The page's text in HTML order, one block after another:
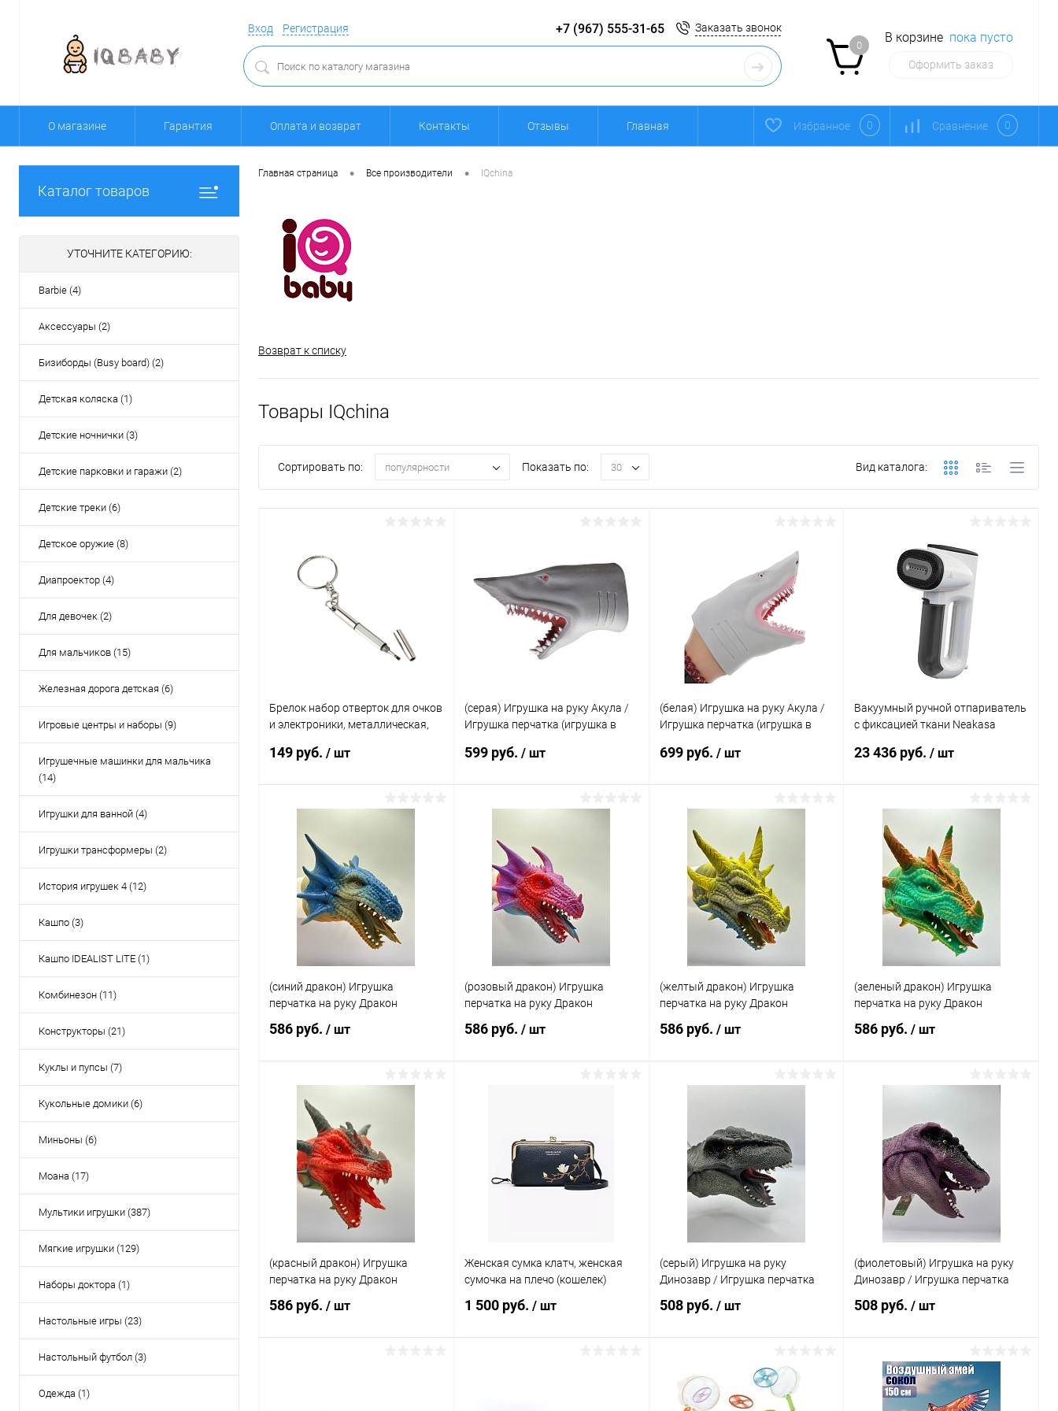
Вход Регистрация +7 (967) 555-31-65 Заказать звонок
0
В корзине пока пусто
Оформить заказ
О магазине Гарантия Оплата и возврат Контакты Отзывы Главная Избранное 0 Сравнение 0
Каталог товаров
УТОЧНИТЕ КАТЕГОРИЮ:
Barbie (4)
Аксессуары (2)
Бизиборды (Busy board) (2)
Детская коляска (1)
Детские ночнички (3)
Детские парковки и гаражи (2)
Детские треки (6)
Детское оружие (8)
Диапроектор (4)
Для девочек (2)
Для мальчиков (15)
Железная дорога детская (6)
Игровые центры и наборы (9)
Игрушечные машинки для мальчика
(14)
Игрушки для ванной (4)
Игрушки трансформеры (2)
История игрушек 4 (12)
Кашпо (3)
Кашпо IDEALIST LITE (1)
Комбинезон (11)
Конструкторы (21)
Куклы и пупсы (7)
Кукольные домики (6)
Миньоны (6)
Моана (17)
Мультики игрушки (387)
Мягкие игрушки (129)
Наборы доктора (1)
Настольные игры (23)
Настольный футбол (3)
Одежда (1)
Главная страница • Все производители • IQchina
Возврат к списку
Товары IQchina
Сортировать по: популярности Показать по: 30 Вид каталога:
Брелок набор отверток для очков
и электроники, металлическая,
149 руб. / шт
Купить в 1 клик
В избранное В наличии
(серая) Игрушка на руку Акула /
Игрушка перчатка (игрушка в
599 руб. / шт
Купить в 1 клик
В избранное
(белая) Игрушка на руку Акула /
Игрушка перчатка (игрушка в
699 руб. / шт
Купить в 1 клик Сравнение
В избранное Недоступно
Вакуумный ручной отпариватель
с фиксацией ткани Neakasa
23 436 руб./ шт
Подписаться
Купить в 1 клик
В избранное Недоступно
(синий дракон) Игрушка
перчатка на руку Дракон
586 руб. / шт
Купить в 1 клик
В избранное Недоступно
(розовый дракон) Игрушка
перчатка на руку Дракон
586 руб. / шт
Купить в 1 клик
В избранное Недоступно
(желтый дракон) Игрушка
перчатка на руку Дракон
586 руб. / шт
Купить в 1 клик Сравнение
В избранное Недоступно
(зеленый дракон) Игрушка
перчатка на руку Дракон
586 руб./ шт
Купить в 1 клик
В избранное Недоступно
(красный дракон) Игрушка
перчатка на руку Дракон
586 руб. / шт
Женская сумка клатч, женская
сумочка на плечо (кошелек)
1 500 руб. / шт
(серый) Игрушка на руку
Динозавр / Игрушка перчатка
508 руб. / шт
Подписаться
(фиолетовый) Игрушка на руку
Динозавр / Игрушка перчатка
508 руб./ шт
Подписаться